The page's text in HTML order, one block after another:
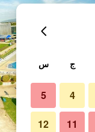
ج س
4
5
11
12